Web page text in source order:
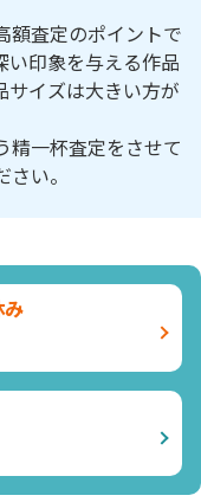
額査定のポイントで
い印象を与える作品
サイズは大きい方が
精一杯査定をさせて
い。